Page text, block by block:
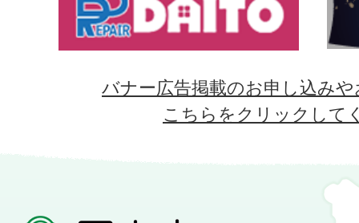
バナー広告掲載のお申し込み
こちらをクリックして